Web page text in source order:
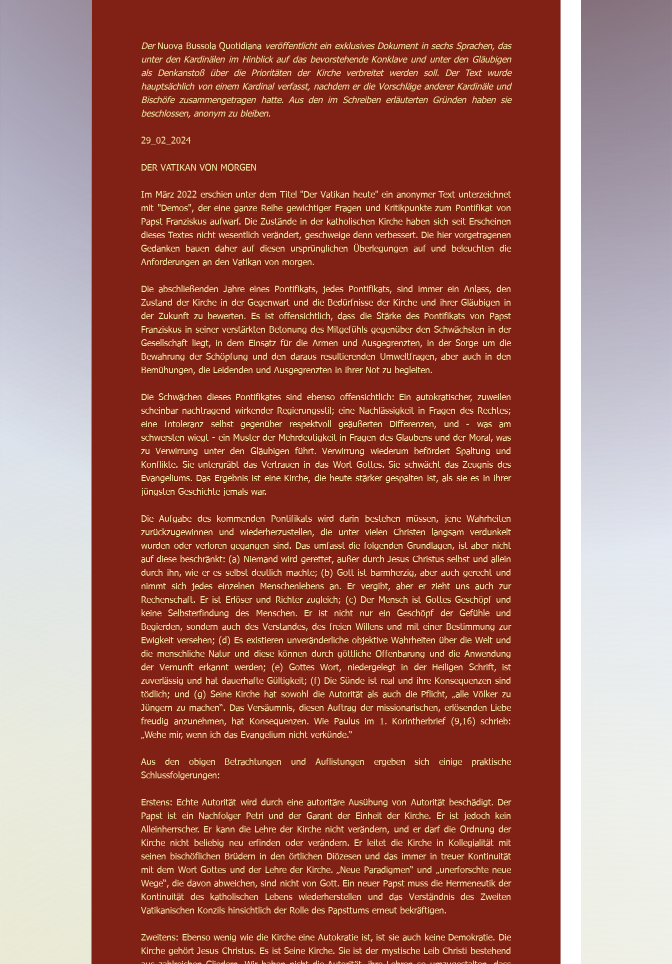
Der Nuova Bussola Quotidiana veröffentlicht ein exklusives Dokument in sechs Sprachen, das
unter den Kardinälen im Hinblick auf das bevorstehende Konklave und unter den Gläubigen
als Denkanstoß über die Prioritäten der Kirche verbreitet werden soll. Der Text wurde
hauptsächlich von einem Kardinal verfasst, nachdem er die Vorschläge anderer Kardinäle und
Bischöfe zusammengetragen hatte. Aus den im Schreiben erläuterten Gründen haben sie
beschlossen, anonym zu bleiben.
29_02_2024
DER VATIKAN VON MORGEN
Im März 2022 erschien unter dem Titel "Der Vatikan heute" ein anonymer Text unterzeichnet
mit "Demos", der eine ganze Reihe gewichtiger Fragen und Kritikpunkte zum Pontifikat von
Papst Franziskus aufwarf. Die Zustände in der katholischen Kirche haben sich seit Erscheinen
dieses Textes nicht wesentlich verändert, geschweige denn verbessert. Die hier vorgetragenen
Gedanken bauen daher auf diesen ursprünglichen Überlegungen auf und beleuchten die
Anforderungen an den Vatikan von morgen.
Die abschließenden Jahre eines Pontifikats, jedes Pontifikats, sind immer ein Anlass, den
Zustand der Kirche in der Gegenwart und die Bedürfnisse der Kirche und ihrer Gläubigen in
der Zukunft zu bewerten. Es ist offensichtlich, dass die Stärke des Pontifikats von Papst
Franziskus in seiner verstärkten Betonung des Mitgefühls gegenüber den Schwächsten in der
Gesellschaft liegt, in dem Einsatz für die Armen und Ausgegrenzten, in der Sorge um die
Bewahrung der Schöpfung und den daraus resultierenden Umweltfragen, aber auch in den
Bemühungen, die Leidenden und Ausgegrenzten in ihrer Not zu begleiten.
Die Schwächen dieses Pontifikates sind ebenso offensichtlich: Ein autokratischer, zuweilen
scheinbar nachtragend wirkender Regierungsstil; eine Nachlässigkeit in Fragen des Rechtes;
eine Intoleranz selbst gegenüber respektvoll geäußerten Differenzen, und - was am
schwersten wiegt - ein Muster der Mehrdeutigkeit in Fragen des Glaubens und der Moral, was
zu Verwirrung unter den Gläubigen führt. Verwirrung wiederum befördert Spaltung und
Konflikte. Sie untergräbt das Vertrauen in das Wort Gottes. Sie schwächt das Zeugnis des
Evangeliums. Das Ergebnis ist eine Kirche, die heute stärker gespalten ist, als sie es in ihrer
jüngsten Geschichte jemals war.
Die Aufgabe des kommenden Pontifikats wird darin bestehen müssen, jene Wahrheiten
zurückzugewinnen und wiederherzustellen, die unter vielen Christen langsam verdunkelt
wurden oder verloren gegangen sind. Das umfasst die folgenden Grundlagen, ist aber nicht
auf diese beschränkt: (a) Niemand wird gerettet, außer durch Jesus Christus selbst und allein
durch ihn, wie er es selbst deutlich machte; (b) Gott ist barmherzig, aber auch gerecht und
nimmt sich jedes einzelnen Menschenlebens an. Er vergibt, aber er zieht uns auch zur
Rechenschaft. Er ist Erlöser und Richter zugleich; (c) Der Mensch ist Gottes Geschöpf und
keine Selbsterfindung des Menschen. Er ist nicht nur ein Geschöpf der Gefühle und
Begierden, sondern auch des Verstandes, des freien Willens und mit einer Bestimmung zur
Ewigkeit versehen; (d) Es existieren unveränderliche objektive Wahrheiten über die Welt und
die menschliche Natur und diese können durch göttliche Offenbarung und die Anwendung
der Vernunft erkannt werden; (e) Gottes Wort, niedergelegt in der Heiligen Schrift, ist
zuverlässig und hat dauerhafte Gültigkeit; (f) Die Sünde ist real und ihre Konsequenzen sind
tödlich; und (g) Seine Kirche hat sowohl die Autorität als auch die Pflicht, „alle Völker zu
Jüngern zu machen“. Das Versäumnis, diesen Auftrag der missionarischen, erlösenden Liebe
freudig anzunehmen, hat Konsequenzen. Wie Paulus im 1. Korintherbrief (9,16) schrieb:
„Wehe mir, wenn ich das Evangelium nicht verkünde.“
Aus den obigen Betrachtungen und Auflistungen ergeben sich einige praktische
Schlussfolgerungen:
Erstens: Echte Autorität wird durch eine autoritäre Ausübung von Autorität beschädigt. Der
Papst ist ein Nachfolger Petri und der Garant der Einheit der Kirche. Er ist jedoch kein
Alleinherrscher. Er kann die Lehre der Kirche nicht verändern, und er darf die Ordnung der
Kirche nicht beliebig neu erfinden oder verändern. Er leitet die Kirche in Kollegialität mit
seinen bischöflichen Brüdern in den örtlichen Diözesen und das immer in treuer Kontinuität
mit dem Wort Gottes und der Lehre der Kirche. „Neue Paradigmen“ und „unerforschte neue
Wege“, die davon abweichen, sind nicht von Gott. Ein neuer Papst muss die Hermeneutik der
Kontinuität des katholischen Lebens wiederherstellen und das Verständnis des Zweiten
Vatikanischen Konzils hinsichtlich der Rolle des Papsttums erneut bekräftigen.
Zweitens: Ebenso wenig wie die Kirche eine Autokratie ist, ist sie auch keine Demokratie. Die
Kirche gehört Jesus Christus. Es ist Seine Kirche. Sie ist der mystische Leib Christi bestehend